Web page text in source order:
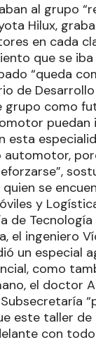
al grupo
Hilux,
en cada
que se iba
“queda
de
grupo como
puedan
esta
automotor,
quien se
y
de
el ingeniero
un especial
como
el doctor
este taller
con